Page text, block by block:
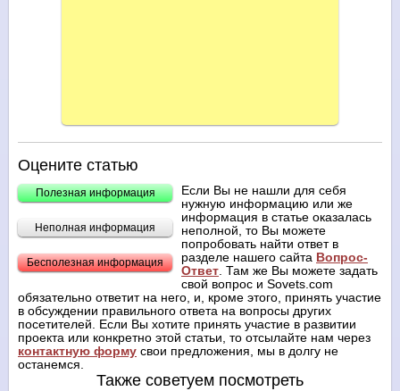
Оцените статью
Полезная информация
Неполная информация
Бесполезная информация
Если Вы не нашли для себя
нужную информацию или же
информация в статье оказалась
неполной, то Вы можете
попробовать найти ответ в
разделе нашего сайта Вопрос-
Ответ. Там же Вы можете задать
свой вопрос и Sovets.com
обязательно ответит на него, и, кроме этого, принять участие
в обсуждении правильного ответа на вопросы других
посетителей. Если Вы хотите принять участие в развитии
проекта или конкретно этой статьи, то отсылайте нам через
контактную форму свои предложения, мы в долгу не
останемся.
Также советуем посмотреть